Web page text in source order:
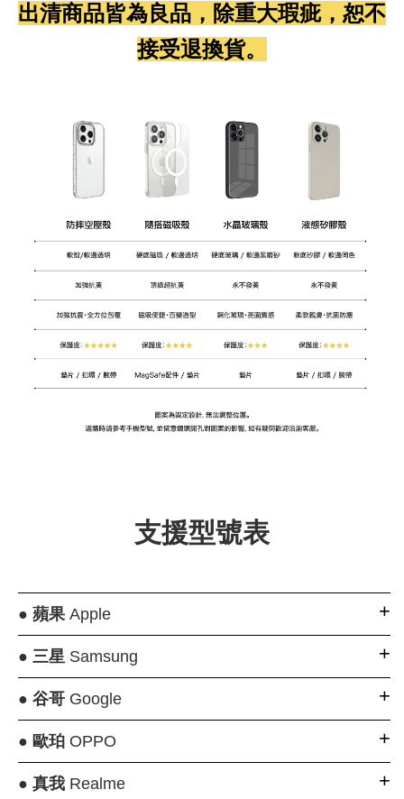
出清商品皆為良品，除重大瑕疵，恕不
接受退換貨。
支援型號表
● 蘋果Apple
● 三星Samsung
● 谷哥Google
● 歐珀OPPO
● 真我Realme